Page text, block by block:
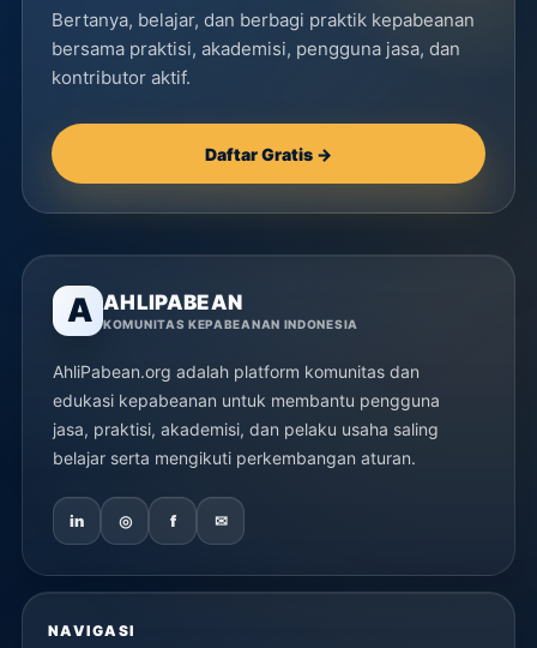
Bertanya, belajar, dan berbagi praktik kepabeanan
bersama praktisi, akademisi, pengguna jasa, dan
kontributor aktif.
Daftar Gratis →
A AHLIPABEAN
KOMUNITAS KEPABEANAN INDONESIA
AhliPabean.org adalah platform komunitas dan
edukasi kepabeanan untuk membantu pengguna
jasa, praktisi, akademisi, dan pelaku usaha saling
belajar serta mengikuti perkembangan aturan.
in ◎ f ✉
NAVIGASI